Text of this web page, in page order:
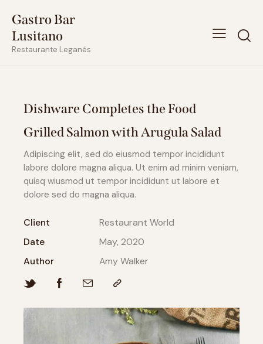
Gastro Bar
Lusitano
Restaurante Leganés
Dishware Completes the Food
Grilled Salmon with Arugula Salad
Adipiscing elit, sed do eiusmod tempor incididunt
labore dolore magna aliqua. Ut enim ad minim veniam,
quisq wiusmod ut tempor incididunt ut labore et
dolore sed do magna aliqua.
Client
Restaurant World
Date
May, 2020
Author
Amy Walker